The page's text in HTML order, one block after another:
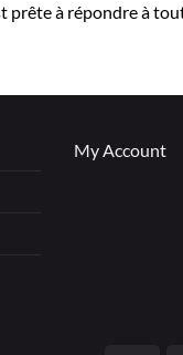
à répondre à
My Account